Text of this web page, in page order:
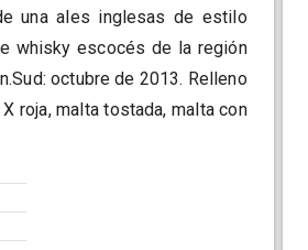
una ales inglesas de estilo
whisky escocés de la región
octubre de 2013. Relleno
roja, malta tostada, malta con